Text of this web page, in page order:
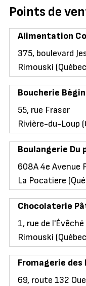
Points de
Alimentation
375, boulevard
Rimouski
Boucherie Bégin
55, rue Fraser
Rivière-du-Loup
Boulangerie
608A 4e Avenue
La Pocatiere
Chocolaterie
1, rue de
Rimouski
Fromagerie des
69, route 132